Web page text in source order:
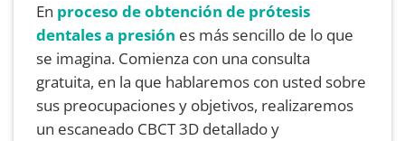
En proceso de obtención de prótesis
dentales a presión es más sencillo de lo que
se imagina. Comienza con una consulta
gratuita, en la que hablaremos con usted sobre
sus preocupaciones y objetivos, realizaremos
un escaneado CBCT 3D detallado y